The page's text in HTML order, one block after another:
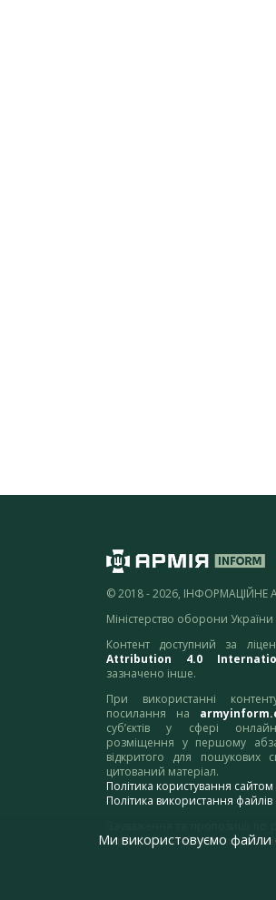
© 2018 - 2026, ІНФОРМАЦІЙНЕ
Міністерство оборони України
Контент доступний за
Attribution 4.0
зазначено інше.
При використанні
посилання на
суб’єктів у сфері
розміщення у першому
відкритого для пошукових
цитований матеріал.
Політика користування
Політика використання
адресу:
Ми використовуємо файли